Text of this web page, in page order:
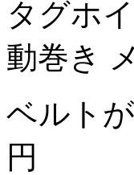
タグホ
動巻き
ベルト
円